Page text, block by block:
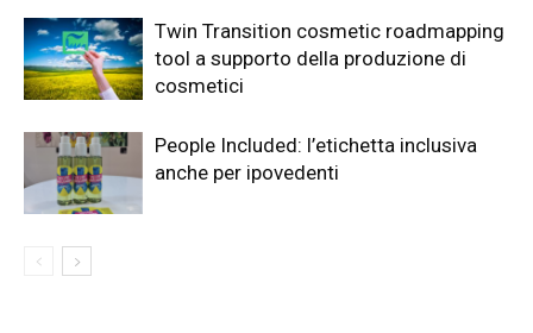
Twin Transition cosmetic roadmapping
tool a supporto della produzione di
cosmetici
People Included: l’etichetta inclusiva
anche per ipovedenti